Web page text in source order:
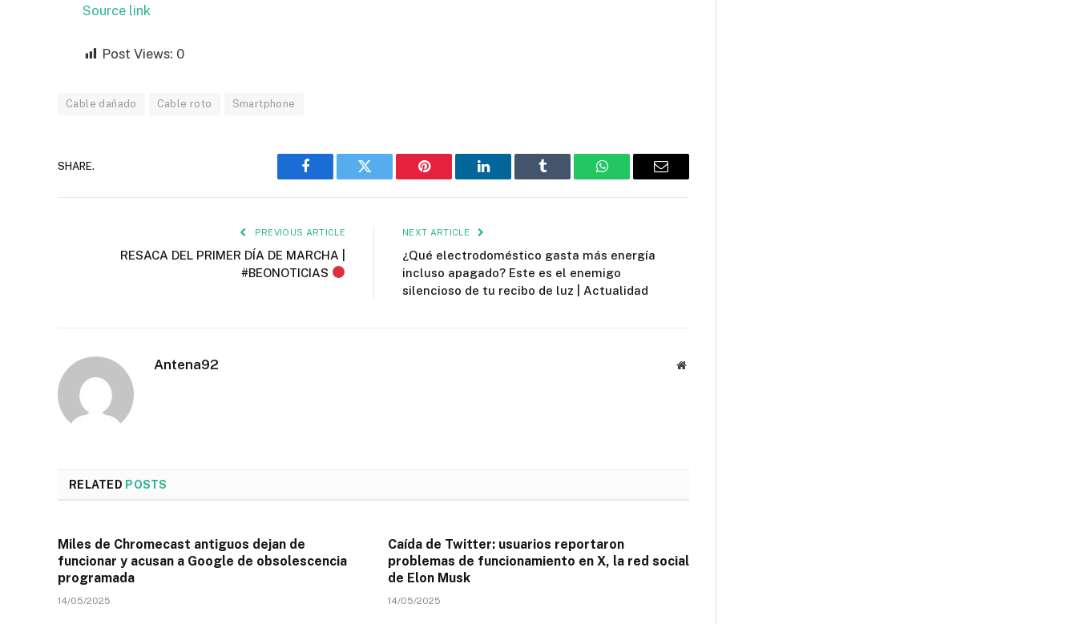
Source link
Post Views: 0
Cable dañado Cable roto Smartphone
SHARE.
Facebook Twitter Pinterest LinkedIn Tumblr WhatsAppEmail
PREVIOUS ARTICLE
RESACA DEL PRIMER DÍA DE MARCHA |
#BEONOTICIAS
NEXT ARTICLE
¿Qué electrodoméstico gasta más energía
incluso apagado? Este es el enemigo
silencioso de tu recibo de luz | Actualidad
Antena92 Website
RELATED POSTS
Miles de Chromecast antiguos dejan de
funcionar y acusan a Google de obsolescencia
programada
14/05/2025
Caída de Twitter: usuarios reportaron
problemas de funcionamiento en X, la red social
de Elon Musk
14/05/2025